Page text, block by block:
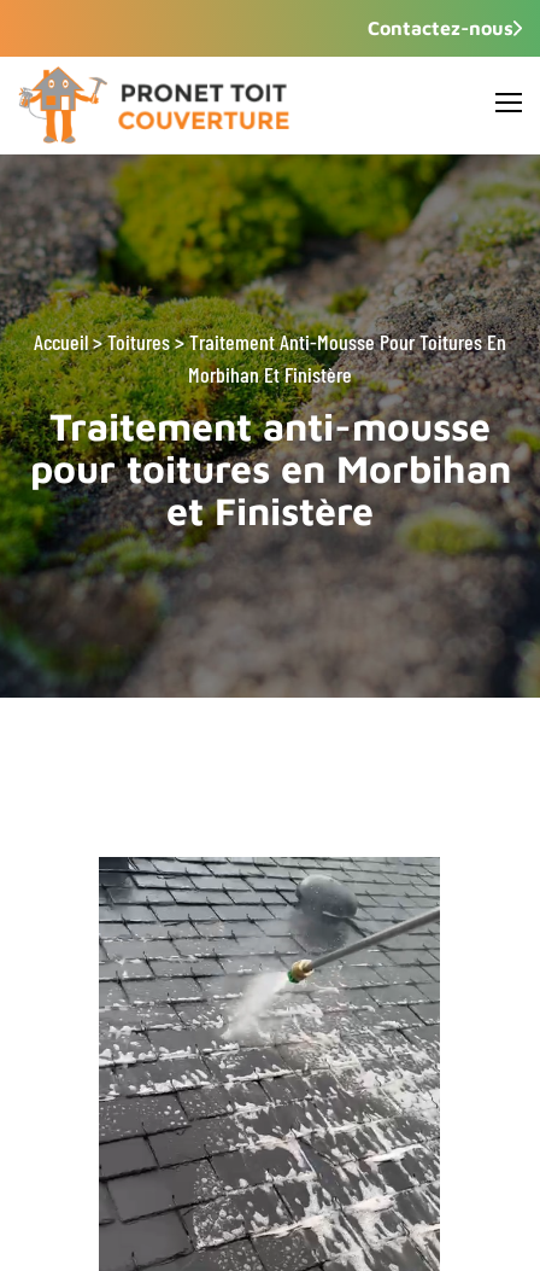
Contactez-nous
Accueil>Toitures >Traitement Anti-Mousse Pour Toitures En
Morbihan Et Finistère
Traitement anti-mousse
pour toitures en Morbihan
et Finistère